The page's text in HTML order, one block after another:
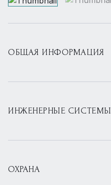
ОБЩАЯ ИНФОРМАЦИЯ
ИНЖЕНЕРНЫЕ СИСТЕМЫ
ОХРАНА